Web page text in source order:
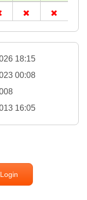
18:15
00:08
16:05
Login